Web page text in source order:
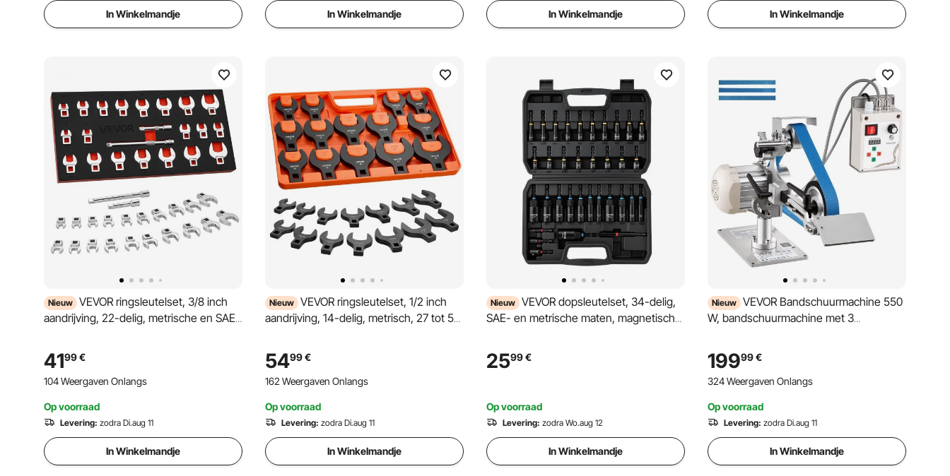
In Winkelmandje In Winkelmandje In Winkelmandje In Winkelmandje
Nieuw VEVOR ringsleutelset, 3/8 inch
aandrijving, 22-delig, metrische en SAE-
steeksleutelset met maataanduidingen,
voor auto-onderhoud of -reparaties
4199€
104 Weergaven Onlangs
Op voorraad
Levering: zodra Di.aug 11
In Winkelmandje
Nieuw VEVOR ringsleutelset, 1/2 inch
aandrijving, 14-delig, metrisch, 27 tot 50
maatmarkeringen op gereedschap en
koffer, voor auto-onderhoud of -
reparaties
5499€
162 Weergaven Onlangs
Op voorraad
Levering: zodra Di.aug 11
In Winkelmandje
Nieuw VEVOR dopsleutelset, 34-delig,
SAE- en metrische maten, magnetische
bitverlengstuk en gereedschapskoffer,
voor autoreparaties, huisverbetering en
2599€
Op voorraad
Levering: zodra Wo.aug 12
In Winkelmandje
Nieuw VEVOR Bandschuurmachine 550
W, bandschuurmachine met 3
instelbare bandsnelheid van 200-5000
tpm met dubbele standen en een
maximale bandsnelheid van 21 m/s voor
metaalbewerking
19999€
324 Weergaven Onlangs
Op voorraad
Levering: zodra Di.aug 11
In Winkelmandje